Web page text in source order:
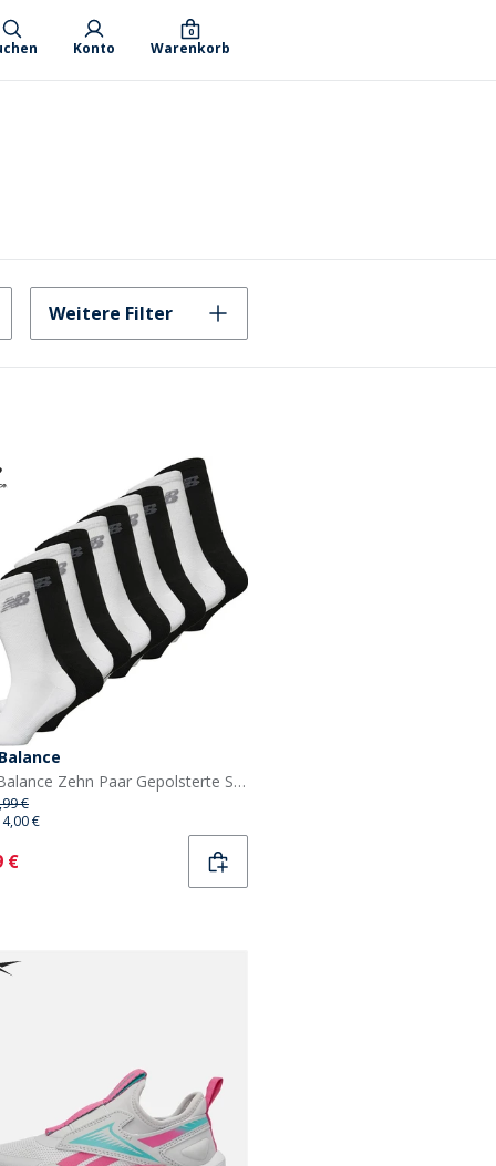
Konto Warenkorb
0
Weitere Filter
New Balance Zehn Paar Gepolsterte Socken mit Knöchelbund Schwarz/Weiß
€
€
€